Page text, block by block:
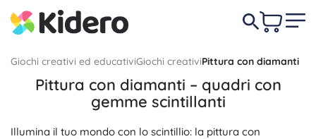
Giochi creativi ed educativiGiochi creativiPittura con diamanti
Pittura con diamanti – quadri con
gemme scintillanti
Illumina il tuo mondo con lo scintillio: la pittura con